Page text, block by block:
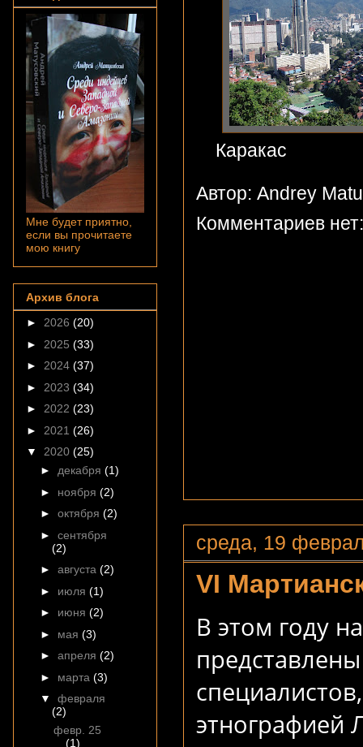
Автор: Andrey
Комментариев
среда, 19
VI
В этом году
этнографией
Мне будет приятно,
если вы прочитаете
мою книгу
Архив блога
► 2026 (20)
► 2025 (33)
► 2024 (37)
► 2023 (34)
► 2022 (23)
► 2021 (26)
▼ 2020 (25)
► декабря (1)
► ноября (2)
► октября (2)
► сентября
(2)
► августа (2)
► июля (1)
► июня (2)
► мая (3)
► апреля (2)
► марта (3)
▼ февраля
(2)
февр. 25
(1)